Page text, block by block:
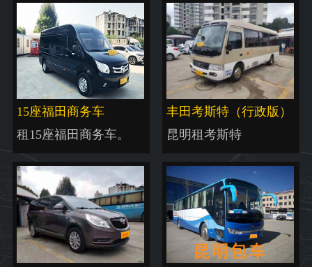
15座福田商务车
租15座福田商务车。
丰田考斯特（行政版）
昆明租考斯特